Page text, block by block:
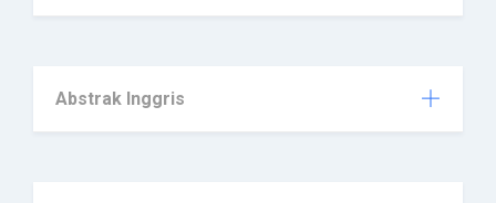
Abstrak Inggris